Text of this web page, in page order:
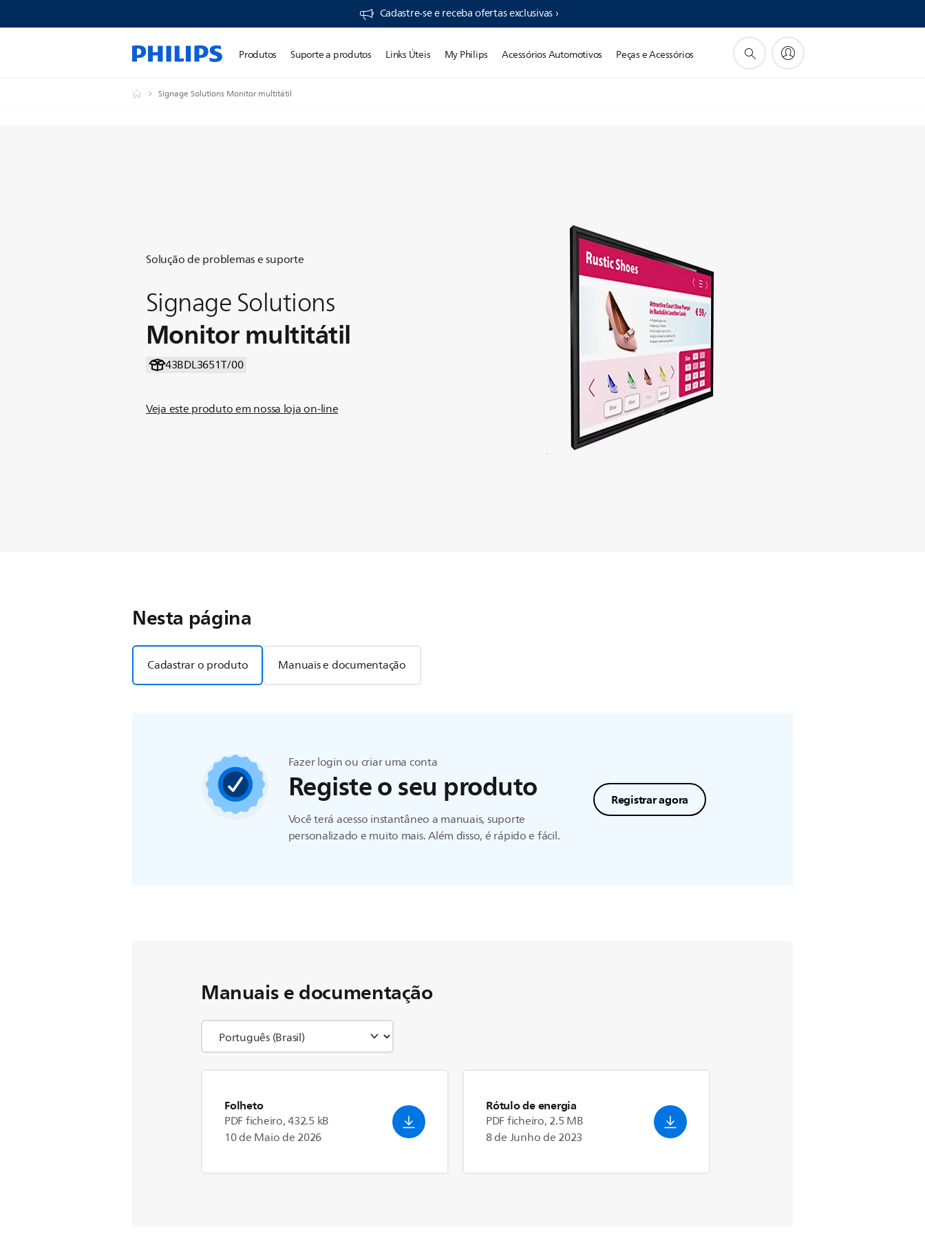
Cadastre-se e receba ofertas exclusivas ›
Produtos Suporte a produtos Links Úteis My Philips Acessórios Automotivos Peças e Acessórios
Signage Solutions Monitor multitátil
Solução de problemas e suporte
Signage Solutions
Monitor multitátil
43BDL3651T/00
Veja este produto em nossa loja on-line
Nesta página
Cadastrar o produto Manuais e documentação
Fazer login ou criar uma conta
Registe o seu produto
Você terá acesso instantâneo a manuais, suporte
personalizado e muito mais. Além disso, é rápido e fácil.
Registrar agora
Manuais e documentação
Folheto
PDF ficheiro, 432.5 kB
10 de Maio de 2026
Rótulo de energia
PDF ficheiro, 2.5 MB
8 de Junho de 2023